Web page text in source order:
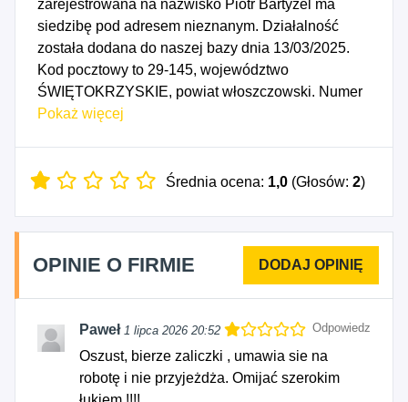
zarejestrowana na nazwisko Piotr Bartyzel ma
siedzibę pod adresem nieznanym. Działalność
została dodana do naszej bazy dnia 13/03/2025.
Kod pocztowy to 29-145, województwo
ŚWIĘTOKRZYSKIE, powiat włoszczowski. Numer
Identyfikacji Podatkowej NIP to 6090053924, a
działalności gospodarczej przypada na dzień
4312Z - Przygotowanie terenu pod budowę, 4321Z
- Wykonywanie instalacji elektrycznych, 4322Z -
Wykonywanie instalacji wodno-kanalizacyjnych,
Tynkowanie, 4332Z - Zakładanie stolarki
budowlanej, 4333Z - Posadzkarstwo; tapetowanie i
oblicowywanie ścian, 4334Z - Malowanie i
szklenie, 4391Z - Wykonywanie konstrukcji i pokryć
Pokaż więcej
Średnia ocena: 1,0 (Głosów: 2)
OPINIE O FIRMIE
Paweł 1 lipca 2026 20:52 Odpowiedz
Oszust, bierze zaliczki , umawia sie na
robotę i nie przyjeżdża. Omijać szerokim